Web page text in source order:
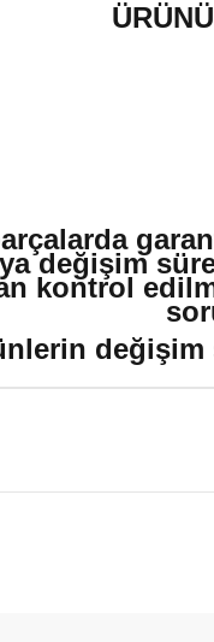
değişim
kontrol